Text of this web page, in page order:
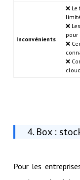
Inconvénients
❌
❌
pour
❌
❌
cloud.
4. Box :
Pour les